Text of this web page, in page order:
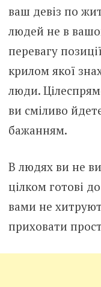
ваш девіз по
людей не в
перевагу
крилом якої
люди.
ви сміливо
бажанням.
В людях ви не
цілком готові
вами не
приховати